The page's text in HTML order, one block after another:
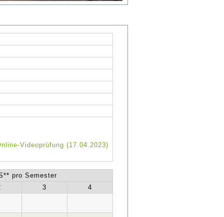
Videoprüfung (17.04.2023)
pro Semester
3
4